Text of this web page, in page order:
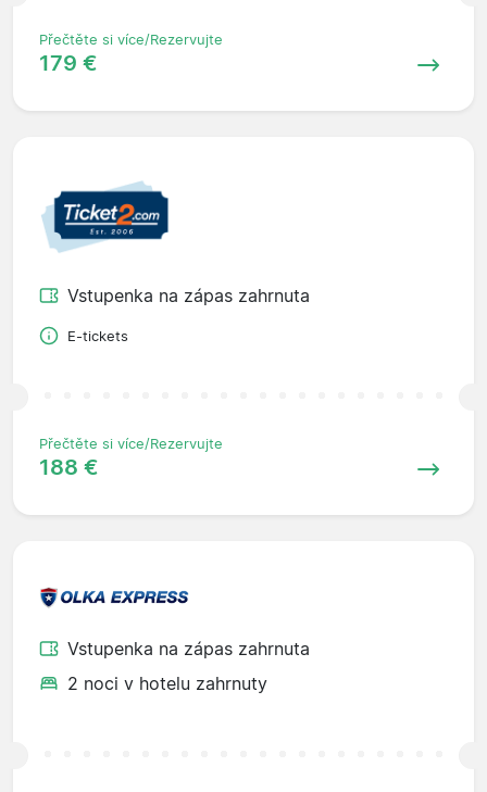
Přečtěte si více/Rezervujte
179 €
Vstupenka na zápas zahrnuta
E-tickets
Přečtěte si více/Rezervujte
188 €
Vstupenka na zápas zahrnuta
2 noci v hotelu zahrnuty